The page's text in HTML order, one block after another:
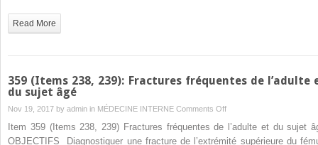
Read More
359 (Items 238, 239): Fractures fréquentes de l’adulte
du sujet âgé
Nov 19, 2017 by admin in MÉDECINE INTERNE Comments Offon
359
(Items
Item 359 (Items 238, 239) Fractures fréquentes de l’adulte et du sujet
OBJECTIFS Diagnostiquer une fracture de l’extrémité supérieure du